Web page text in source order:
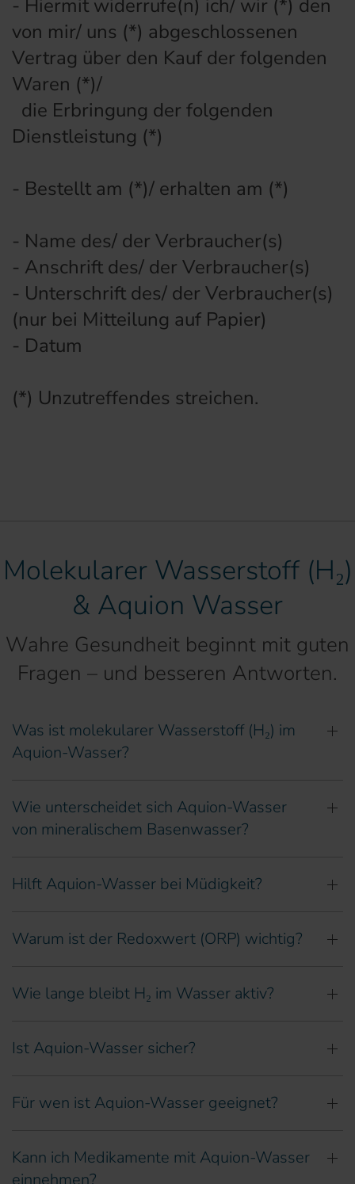
- Hiermit widerrufe(n) ich/ wir (*) den
von mir/ uns (*) abgeschlossenen
Vertrag über den Kauf der folgenden
Waren (*)/
die Erbringung der folgenden
Dienstleistung (*)
- Bestellt am (*)/ erhalten am (*)
- Name des/ der Verbraucher(s)
- Anschrift des/ der Verbraucher(s)
- Unterschrift des/ der Verbraucher(s)
(nur bei Mitteilung auf Papier)
- Datum
(*) Unzutreffendes streichen.
Molekularer Wasserstoff (H₂)
& Aquion Wasser
Wahre Gesundheit beginnt mit guten
Fragen – und besseren Antworten.
Was ist molekularer Wasserstoff (H₂) im
Aquion-Wasser?
Wie unterscheidet sich Aquion-Wasser
von mineralischem Basenwasser?
Hilft Aquion-Wasser bei Müdigkeit?
Warum ist der Redoxwert (ORP) wichtig?
Wie lange bleibt H₂ im Wasser aktiv?
Ist Aquion-Wasser sicher?
Für wen ist Aquion-Wasser geeignet?
Kann ich Medikamente mit Aquion-Wasser
einnehmen?